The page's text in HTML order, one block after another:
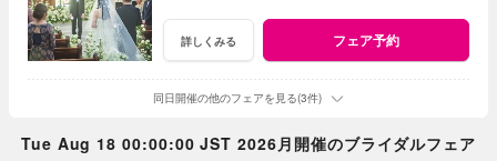
詳しくみる フェア予約
同日開催の他のフェアを見る(3件)
Tue Aug 18 00:00:00 JST 2026月開催のブライダルフェア